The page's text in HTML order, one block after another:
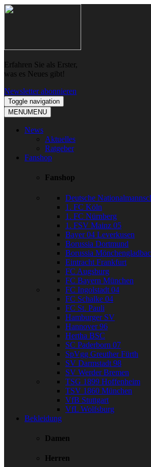
Skip
Skip
Erfahren Sie als Erster,
was es Neues gibt!
Newsletter abonnieren
Toggle navigation
MENUMENU
News
Aktuelles
Ratgeber
Fanshop
Fanshop
Deutsche
1. FC Köln
1. FC Nürnberg
1. FSV Mainz 05
Bayer 04 Leverkusen
Borussia Dortmund
Borussia
Eintracht Frankfurt
FC Augsburg
FC Bayern München
FC Ingolstadt 04
FC Schalke 04
FC St. Pauli
Hamburger SV
Hannover 96
Hertha BSC
SC Paderborn 07
SpVgg Greuther Fürth
SV Darmstadt 98
SV Werder Bremen
TSG 1899 Hoffenheim
TSV 1860 München
VfB Stuttgart
VfL Wolfsburg
Bekleidung
Damen
Herren